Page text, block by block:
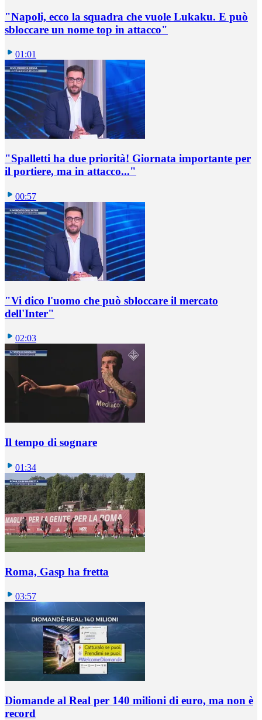
"Napoli, ecco la squadra che vuole Lukaku. E può
sbloccare un nome top in attacco"
01:01
"Spalletti ha due priorità! Giornata importante per
il portiere, ma in attacco..."
00:57
"Vi dico l'uomo che può sbloccare il mercato
dell'Inter"
02:03
Il tempo di sognare
01:34
Roma, Gasp ha fretta
03:57
Diomande al Real per 140 milioni di euro, ma non è
record